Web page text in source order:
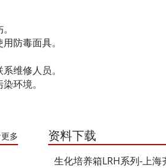
防毒面具。
维修人员。
环境。
多 资料下载
生化培养箱LRH系列-上